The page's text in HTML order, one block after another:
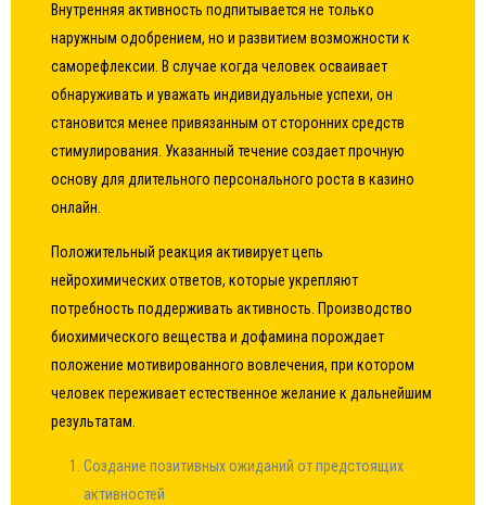
Внутренняя активность подпитывается не только
наружным одобрением, но и развитием возможности к
саморефлексии. В случае когда человек осваивает
обнаруживать и уважать индивидуальные успехи, он
становится менее привязанным от сторонних средств
стимулирования. Указанный течение создает прочную
основу для длительного персонального роста в казино
онлайн.
Положительный реакция активирует цепь
нейрохимических ответов, которые укрепляют
потребность поддерживать активность. Производство
биохимического вещества и дофамина порождает
положение мотивированного вовлечения, при котором
человек переживает естественное желание к дальнейшим
результатам.
Создание позитивных ожиданий от предстоящих
активностей